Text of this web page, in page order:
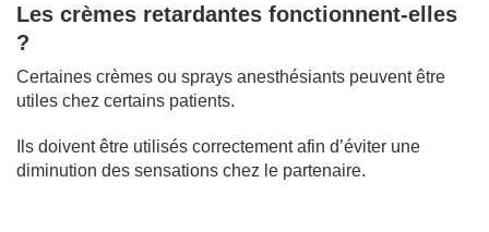
Les crèmes retardantes fonctionnent-elles
?
Certaines crèmes ou sprays anesthésiants peuvent être
utiles chez certains patients.
Ils doivent être utilisés correctement afin d’éviter une
diminution des sensations chez le partenaire.